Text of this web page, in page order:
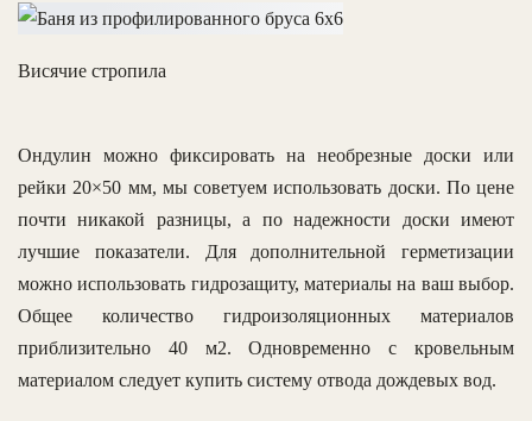
Висячие стропила
Ондулин можно фиксировать на необрезные доски или
рейки 20×50 мм, мы советуем использовать доски. По цене
почти никакой разницы, а по надежности доски имеют
лучшие показатели. Для дополнительной герметизации
можно использовать гидрозащиту, материалы на ваш выбор.
Общее количество гидроизоляционных материалов
приблизительно 40 м2. Одновременно с кровельным
материалом следует купить систему отвода дождевых вод.